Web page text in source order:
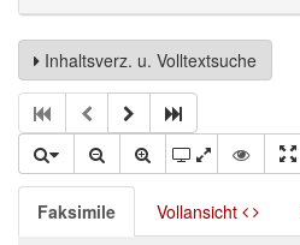
Inhaltsverz. u. Volltextsuche
Faksimile Vollansicht